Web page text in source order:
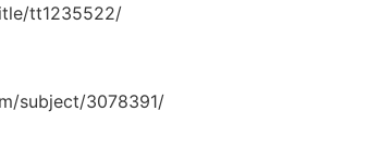
tt1235522/
subject/3078391/